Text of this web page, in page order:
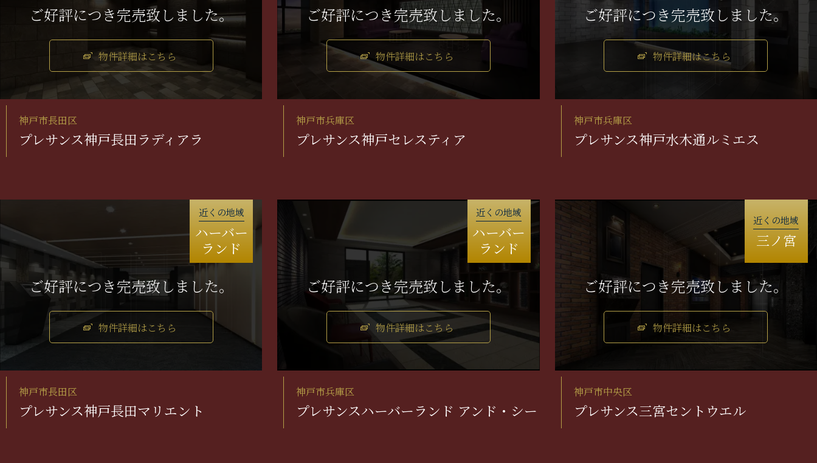
神戸市長田区
プレサンス神戸長田ラディアラ
物件詳細はこちら
神戸市兵庫区
プレサンス神戸セレスティア
物件詳細はこちら
神戸市兵庫区
プレサンス神戸水木通ルミエス
物件詳細はこちら
近くの地域
ハーバー
ランド
神戸市長田区
プレサンス神戸長田マリエント
物件詳細はこちら
近くの地域
ハーバー
ランド
神戸市兵庫区
プレサンスハーバーランド アンド・シー
物件詳細はこちら
近くの地域
三ノ宮
神戸市中央区
プレサンス三宮セントウエル
物件詳細はこちら